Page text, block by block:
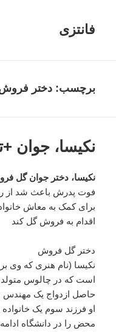
فانتزی
برچسب: دختر
نکیسا، جوان
نکیسا، دختر جوان گل
فوت پدرش باعث شد از
برای کمک به معاش
اقدام به فروش گل کند
دختر گل فروش
نکیسا (نام هنری که وی
است که در چالوس متولد
حاصل ازدواج یک مهندس
او فرزند سوم یک
محض را در دانشگاه